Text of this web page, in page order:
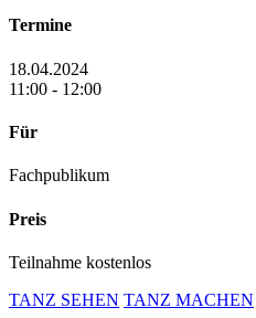
Termine
18.04.2024
11:00 - 12:00
Für
Fachpublikum
Preis
Teilnahme kostenlos
TANZ SEHEN TANZ MACHEN